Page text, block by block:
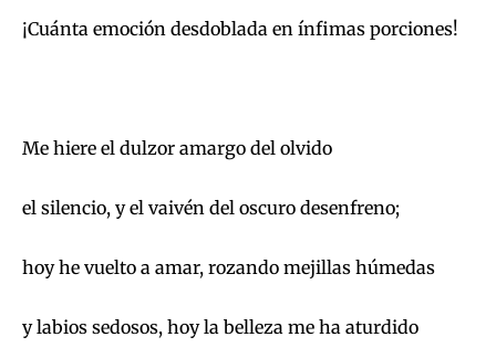
¡Cuánta emoción desdoblada en ínfimas porciones!
Me hiere el dulzor amargo del olvido
el silencio, y el vaivén del oscuro desenfreno;
hoy he vuelto a amar, rozando mejillas húmedas
y labios sedosos, hoy la belleza me ha aturdido